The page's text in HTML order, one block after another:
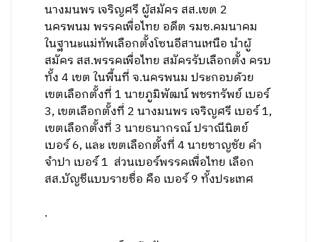
นางมนพร เจริญศรี ผู้สมัคร สส.เขต 2
นครพนม พรรคเพื่อไทย อดีต รมช.คมนาคม
ในฐานะแม่ทัพเลือกตั้งโซนอีสานเหนือ นำผู้
สมัคร สส.พรรคเพื่อไทย สมัครรับเลือกตั้ง ครบ
ทั้ง 4 เขต ในพื้นที่ จ.นครพนม ประกอบด้วย
เขตเลือกตั้งที่ 1 นายภูมิพัฒน์ พชรทรัพย์ เบอร์
3, เขตเลือกตั้งที่ 2 นางมนพร เจริญศรี เบอร์ 1,
เขตเลือกตั้งที่ 3 นายธนากรณ์ ปราณีนิตย์
เบอร์ 6, และ เขตเลือกตั้งที่ 4 นายชาญชัย คำ
จำปา เบอร์ 1 ส่วนเบอร์พรรคเพื่อไทย เลือก
สส.บัญชีแบบรายชื่อ คือ เบอร์ 9 ทั้งประเทศ
.